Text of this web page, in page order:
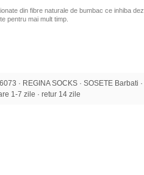
din fibre naturale de bumbac ce inhiba
pentru mai mult timp.
· REGINA SOCKS · SOSETE Barbati
1-7 zile · retur 14 zile